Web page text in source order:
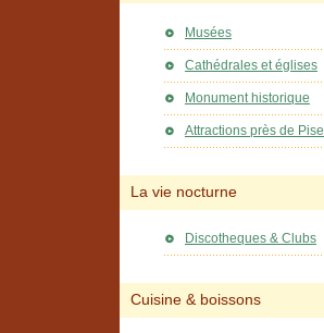
Musées
Cathédrales et églises
Monument historique
Attractions près de Pise
La vie nocturne
Discotheques & Clubs
Cuisine & boissons